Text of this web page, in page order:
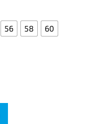
56 58 60